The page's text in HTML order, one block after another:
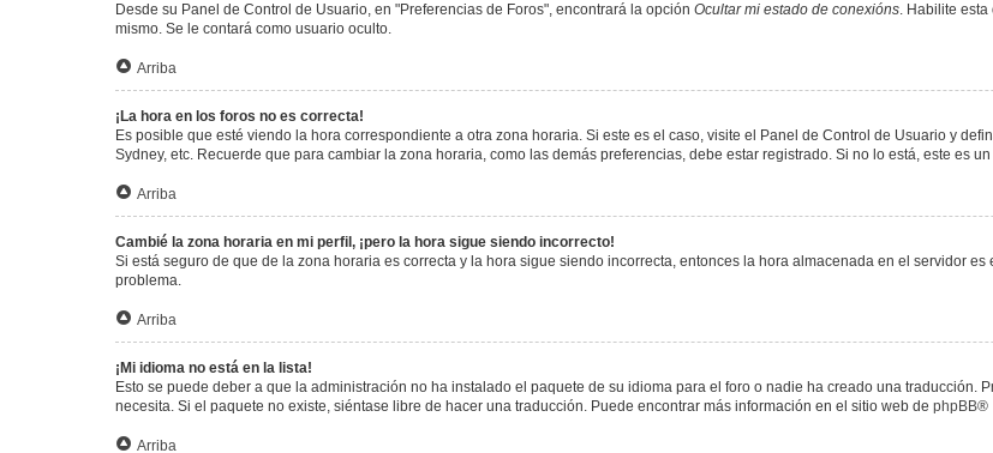
Desde su Panel de Control de Usuario, en "Preferencias de Foros", encontrará la opción Ocultar mi estado de conexións. Habilite esta
mismo. Se le contará como usuario oculto.
Arriba
¡La hora en los foros no es correcta!
Es posible que esté viendo la hora correspondiente a otra zona horaria. Si este es el caso, visite el Panel de Control de Usuario y
Sydney, etc. Recuerde que para cambiar la zona horaria, como las demás preferencias, debe estar registrado. Si no lo está, este es
Arriba
Cambié la zona horaria en mi perfil, ¡pero la hora sigue siendo incorrecto!
Si está seguro de que de la zona horaria es correcta y la hora sigue siendo incorrecta, entonces la hora almacenada en el servidor
problema.
Arriba
¡Mi idioma no está en la lista!
Esto se puede deber a que la administración no ha instalado el paquete de su idioma para el foro o nadie ha creado una traducción.
necesita. Si el paquete no existe, siéntase libre de hacer una traducción. Puede encontrar más información en el sitio web de phpBB®
Arriba